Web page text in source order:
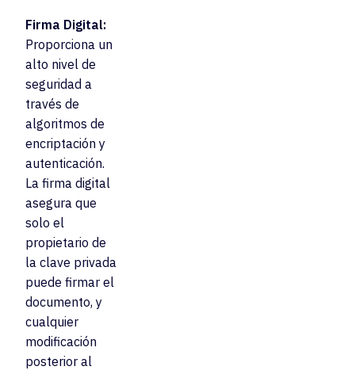
Firma Digital:
Proporciona un
alto nivel de
seguridad a
través de
algoritmos de
encriptación y
autenticación.
La firma digital
asegura que
solo el
propietario de
la clave privada
puede firmar el
documento, y
cualquier
modificación
posterior al